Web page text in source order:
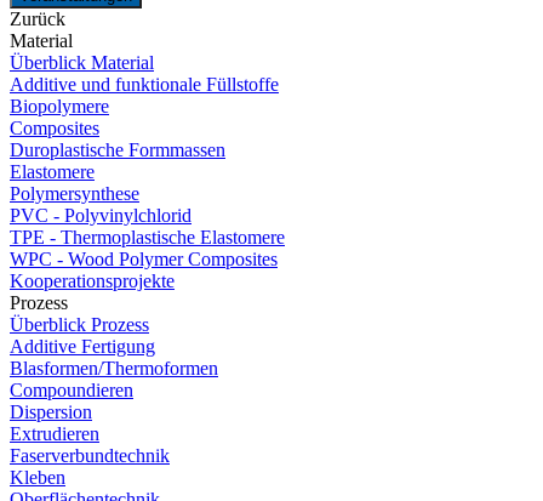
Zurück
Material
Überblick Material
Additive und funktionale Füllstoffe
Biopolymere
Composites
Duroplastische Formmassen
Elastomere
Polymersynthese
PVC - Polyvinylchlorid
TPE - Thermoplastische Elastomere
WPC - Wood Polymer Composites
Kooperationsprojekte
Prozess
Überblick Prozess
Additive Fertigung
Blasformen/Thermoformen
Compoundieren
Dispersion
Extrudieren
Faserverbundtechnik
Kleben